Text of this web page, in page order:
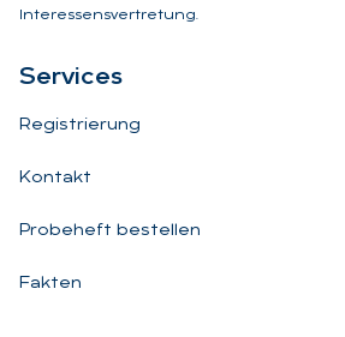
Interessensvertretung.
Ser­vices
Registrierung
Kontakt
Probeheft bestellen
Fakten